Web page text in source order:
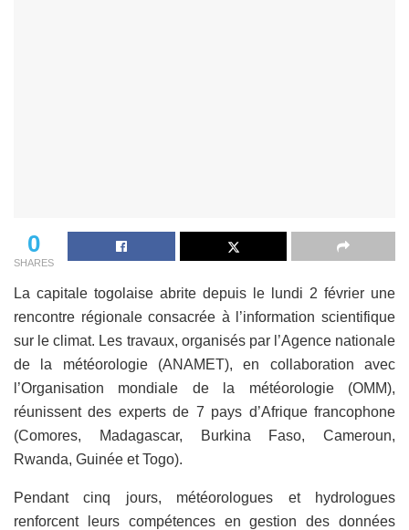
0
SHARES
La capitale togolaise abrite depuis le lundi 2 février une
rencontre régionale consacrée à l’information scientifique
sur le climat. Les travaux, organisés par l’Agence nationale
de la météorologie (ANAMET), en collaboration avec
l’Organisation mondiale de la météorologie (OMM),
réunissent des experts de 7 pays d’Afrique francophone
(Comores, Madagascar, Burkina Faso, Cameroun,
Rwanda, Guinée et Togo).
Pendant cinq jours, météorologues et hydrologues
renforcent leurs compétences en gestion des données